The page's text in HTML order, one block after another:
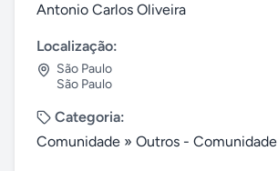
Antonio Carlos Oliveira
Localização:
São Paulo
São Paulo
Categoria:
Comunidade » Outros - Comunidade